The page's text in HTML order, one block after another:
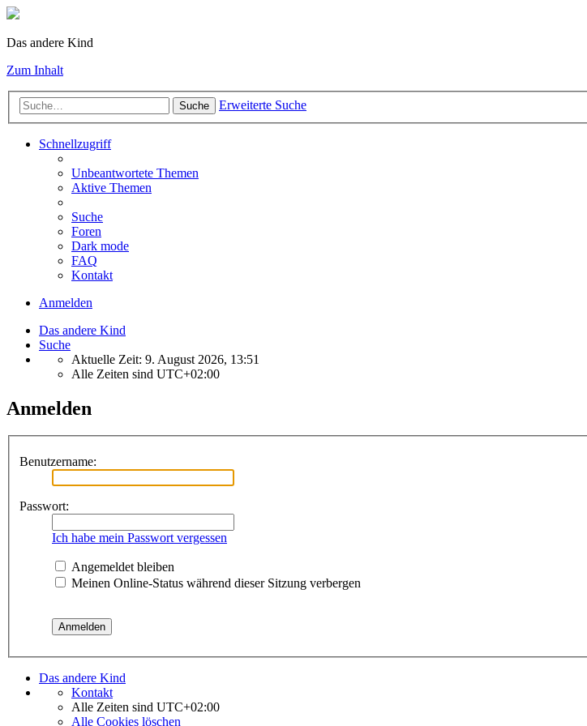
Das andere Kind
Zum Inhalt
Suche Erweiterte Suche
Schnellzugriff
Unbeantwortete Themen
Aktive Themen
Suche
Foren
Dark mode
FAQ
Kontakt
Anmelden
Das andere Kind
Suche
Aktuelle Zeit: 9. August 2026, 13:51
Alle Zeiten sind UTC+02:00
Anmelden
Benutzername:
Passwort:
Ich habe mein Passwort vergessen
Angemeldet bleiben
Meinen Online-Status während dieser Sitzung verbergen
Das andere Kind
Kontakt
Alle Zeiten sind UTC+02:00
Alle Cookies löschen